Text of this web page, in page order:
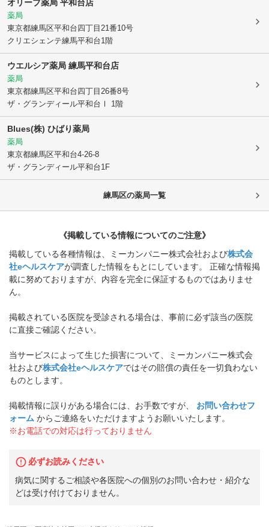
オリーブ薬局 平和台店
薬局
東京都練馬区平和台四丁目21番10号
クリエシェンテ練馬平和台1階
ウエルシア薬局 練馬平和台店
薬局
東京都練馬区平和台四丁目26番8号
ザ・グランディール平和台Ⅰ 1階
Blues(株) ひばり薬局
薬局
東京都練馬区平和台4-26-8
ザ・グランディール平和台1F
練馬区の薬局一覧
《掲載している情報についてのご注意》
掲載している各種情報は、ミーカンパニー株式会社および株式会
社eヘルスケアが調査した情報をもとにしています。 正確な情報掲
載に努めておりますが、内容を完全に保証するものではありませ
ん。
掲載されている医院を受診される場合は、事前に必ず該当の医院
に直接ご確認ください。
当サービスによって生じた損害について、ミーカンパニー株式会
社および株式会社eヘルスケアではその賠償の責任を一切負わない
ものとします。
掲載情報に誤りがある場合には、お手数ですが、
お問い合わせフ
ォーム からご連絡をいただけますようお願いいたします。
※お電話での対応は行っておりません
必ずお読みください
病気に関するご相談や各医院への個別のお問い合わせ・紹介な
どは受け付けておりません。